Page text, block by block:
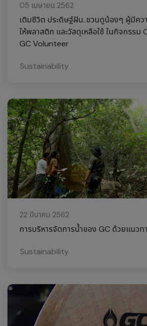
05 เมษายน 2562
เติมชีวิต ประดิษฐ์ฝัน..ชวนดูน้องๆ ผู้มีค
ให้พลาสติก และวัสดุเหลือใช้ ในกิจกรรม
GC Volunteer
Sustainability
22 มีนาคม 2562
การบริหารจัดการน้ำของ GC ด้วยแนวท
Sustainability